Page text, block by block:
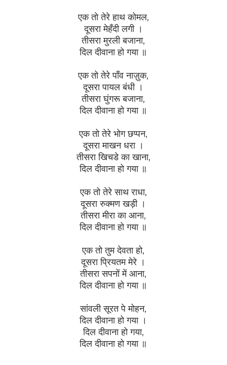
एक तो तेरे हाथ कोमल,
दूसरा मेहँदी लगी ।
तीसरा मुरली बजाना,
दिल दीवाना हो गया ॥
एक तो तेरे पाँव नाज़ुक,
दूसरा पायल बंधी ।
तीसरा घुंगरू बजाना,
दिल दीवाना हो गया ॥
एक तो तेरे भोग छप्पन,
दूसरा माखन धरा ।
तीसरा खिचडे का खाना,
दिल दीवाना हो गया ॥
एक तो तेरे साथ राधा,
दूसरा रुक्मण खड़ी ।
तीसरा मीरा का आना,
दिल दीवाना हो गया ॥
एक तो तुम देवता हो,
दूसरा प्रियतम मेरे ।
तीसरा सपनों में आना,
दिल दीवाना हो गया ॥
सांवली सूरत पे मोहन,
दिल दीवाना हो गया ।
दिल दीवाना हो गया,
दिल दीवाना हो गया ॥